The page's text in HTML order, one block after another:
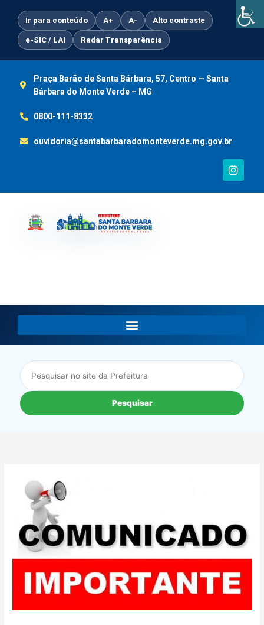
conteúdo
Ir para conteúdo A+ A- Alto contraste
e-SIC / LAI Radar Transparência
Praça Barão de Santa Bárbara, 57, Centro — Santa
Bárbara do Monte Verde – MG
0800-111-8332
ouvidoria@santabarbaradomonteverde.mg.gov.br
I
n
t
Pesquisar